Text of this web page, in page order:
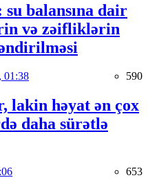
balansına dair
və zəifliklərin
01:38 590
lakin həyat ən çox
daha sürətlə
653